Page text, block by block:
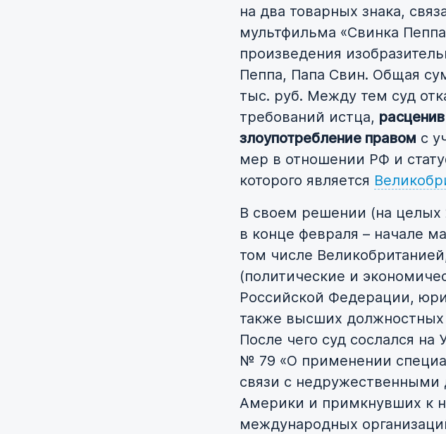
на два товарных знака,
мультфильма «Свинка
произведения
Пеппа, Папа Свин. Общая
тыс. руб. Между тем суд
требований истца,
злоупотребление правом с
мер в отношении РФ и
которого является
В своем решении (на целых
в конце февраля – начале
том числе
(политические и
Российской Федерации,
также высших
После чего суд сослался на
№ 79 «О применении
связи с
Америки и примкнувших к
международных